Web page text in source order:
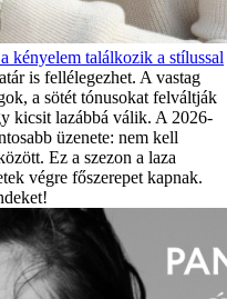
kényelem találkozik a stílussal
is fellélegezhet. A vastag
a sötét tónusokat felváltják
kicsit lazábbá válik. A 2026-
üzenete: nem kell
Ez a szezon a laza
végre főszerepet kapnak.